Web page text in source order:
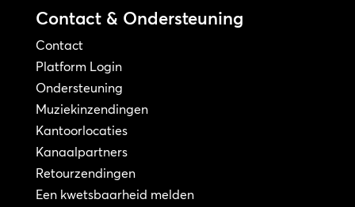
Contact & Ondersteuning
Contact
Platform Login
Ondersteuning
Muziekinzendingen
Kantoorlocaties
Kanaalpartners
Retourzendingen
Een kwetsbaarheid melden